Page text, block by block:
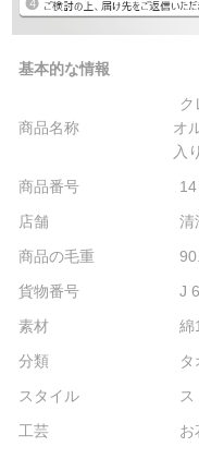
基本的な情報
商品名称
オ
入
商品番号
14
店舗
清
商品の毛重
貨物番号
J
素材
綿
分類
タ
スタイル
工芸
お